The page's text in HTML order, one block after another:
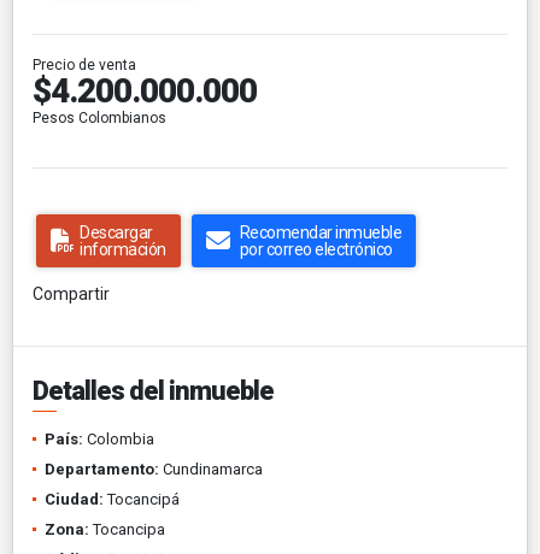
Precio de venta
$4.200.000.000
Pesos Colombianos
Descargar
información
Recomendar inmueble
por correo electrónico
Compartir
Detalles del inmueble
País: Colombia
Departamento: Cundinamarca
Ciudad: Tocancipá
Zona: Tocancipa